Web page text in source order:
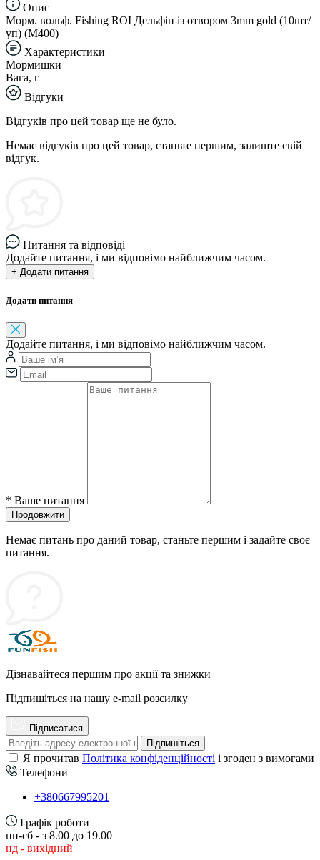
Опис
Морм. вольф. Fishing ROI Дельфін із отвором 3mm gold (10шт/
уп) (M400)
Характеристики
Мормишки
Вага, г
Відгуки
Відгуків про цей товар ще не було.
Немає відгуків про цей товар, станьте першим, залиште свій
відгук.
Питання та відповіді
Додайте питання, і ми відповімо найближчим часом.
+ Додати питання
Додати питання
Додайте питання, і ми відповімо найближчим часом.
* Ваше питання
Продовжити
Немає питань про даний товар, станьте першим і задайте своє
питання.
Дізнавайтеся першим про акції та знижки
Підпишіться на нашу e-mail розсилку
Підписатися
Підпишіться
Я прочитав Політика конфіденційності і згоден з вимогами
Телефони
+380667995201
Графік роботи
пн-сб - з 8.00 до 19.00
нд - вихідний